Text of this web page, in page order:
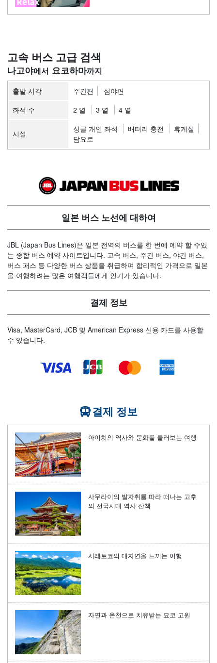
고속 버스 고급 검색
나고야 요코하마
출발 시각 주간편
심야편
좌석 수
2 열 3 열 4 열
시설 싱글 개인 좌석 배터리 충전
휴게실
담요로
일본 버스 노선에 대하여
JBL (Japan Bus Lines)은 일본 전역의 버스를 한 번에 예약 할 수있
는 종합 버스 예약 사이트입니다. 고속 버스, 주간 버스, 야간 버스,
버스 패스 등 다양한 버스 상품을 취급하며 합리적인 가격으로 일본
을 여행하려는 많은 여행객들에게 인기가 있습니다.
결제 정보
Visa, MasterCard, JCB 및 American Express 신용 카드를 사용할
수 있습니다.
결제 정보
아이치의 역사와 문화를 둘러보는 여행
사무라이의 발자취를 따라 떠나는 고후
의 전국시대 역사 산책
시레토코의 대자연을 느끼는 여행
자연과 온천으로 치유받는 묘코 고원